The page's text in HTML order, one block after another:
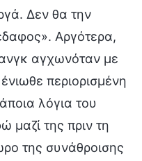
Δεν θα την
Αργότερα,
αγχωνόταν με
περιορισμένη
λόγια του
μαζί της πριν τη
της συνάθροισης